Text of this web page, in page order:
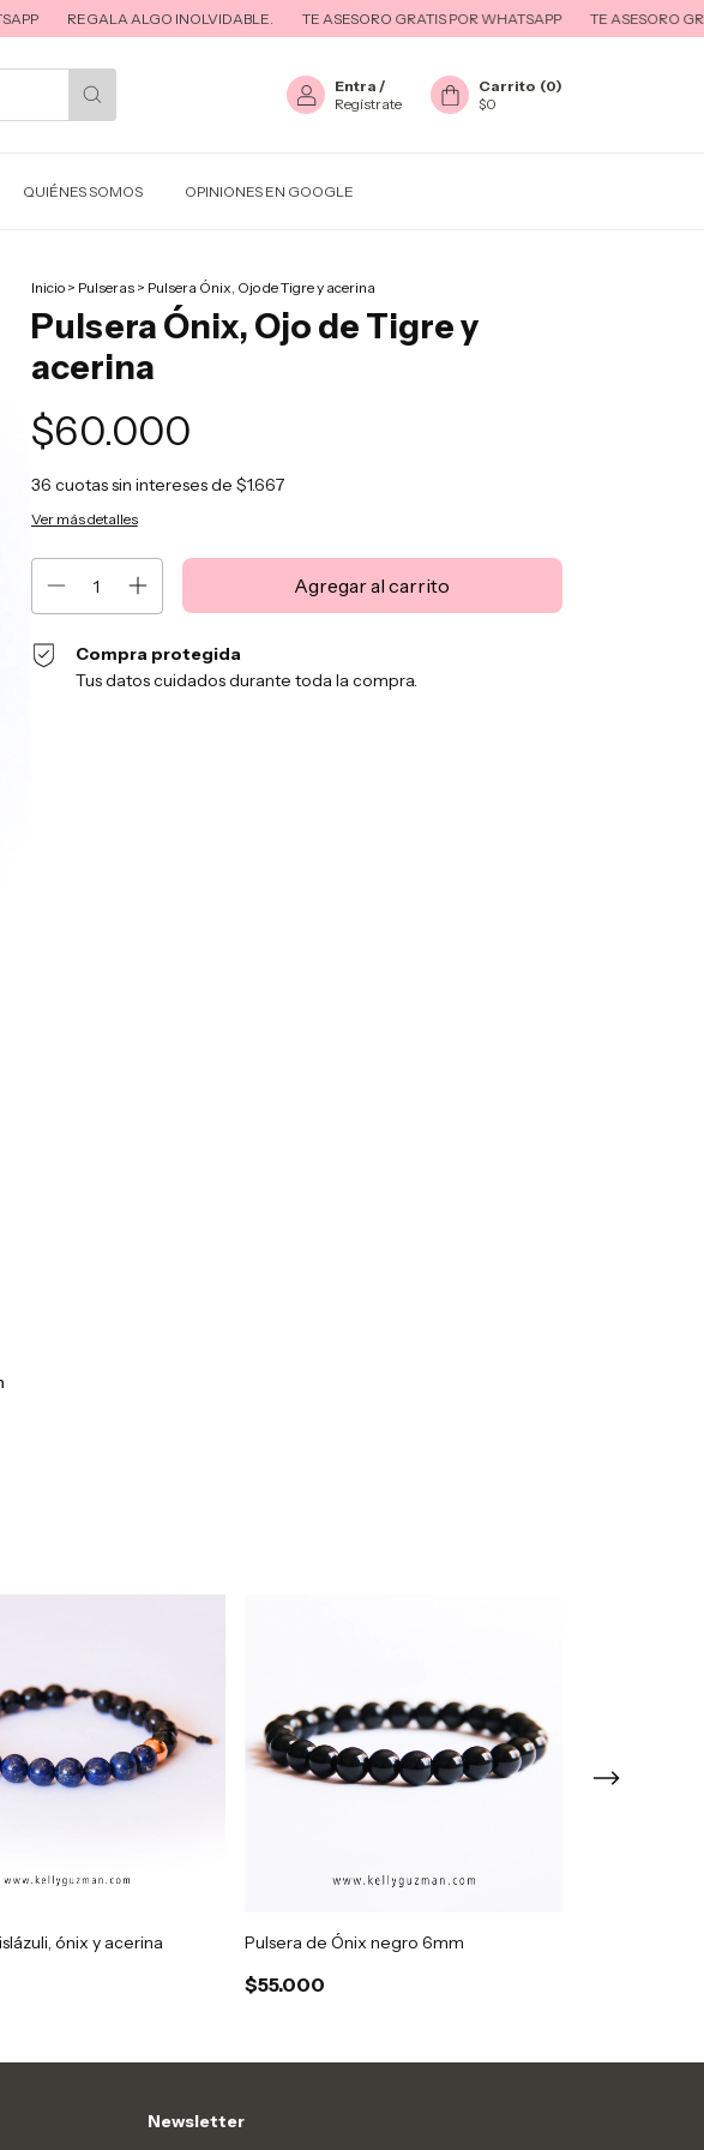
REGALA ALGO INOLVIDABLE. TE ASESORO GRATIS POR WHATSAPP TE ASESORO GRATIS
Entra /
Regístrate
Carrito (0)
$0
QUIÉNES SOMOS OPINIONES EN GOOGLE
Inicio > Pulseras > Pulsera Ónix, Ojo de Tigre y acerina
Pulsera Ónix, Ojo de Tigre y
acerina
$60.000
36 cuotas sin intereses de $1.667
Ver más detalles
Compra protegida
Tus datos cuidados durante toda la compra.
ónix y acerina Pulsera de Ónix negro 6mm
$55.000
Newsletter